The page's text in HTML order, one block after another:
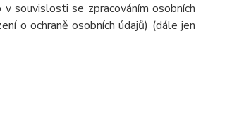
souvislosti se zpracováním osobních
o ochraně osobních údajů) (dále jen